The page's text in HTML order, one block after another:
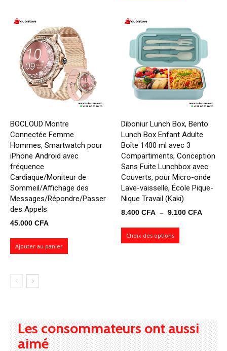
BOCLOUD Montre
Connectée Femme
Hommes, Smartwatch pour
iPhone Android avec
fréquence
Cardiaque/Moniteur de
Sommeil/Affichage des
Messages/Répondre/Passer
des Appels
45.000 CFA
Ajouter au panier
Diboniur Lunch Box, Bento
Lunch Box Enfant Adulte
Boîte 1400 ml avec 3
Compartiments, Conception
Sans Fuite Lunchbox avec
Couverts, pour Micro-onde
Lave-vaisselle, École Pique-
Nique Travail (Kaki)
8.400 CFA – 9.100 CFA
Choix des options
Les consommateurs ont aussi
aimé